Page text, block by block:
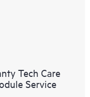
Tech Care
Service